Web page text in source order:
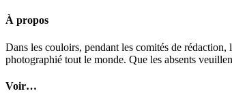
À propos
Dans les couloirs, pendant les comités de
photographié tout le monde. Que les absents
Voir…